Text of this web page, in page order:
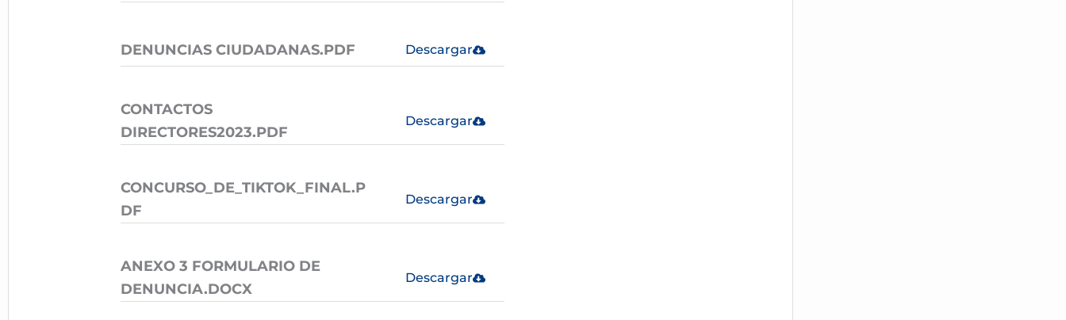
DENUNCIAS CIUDADANAS.PDF Descargar
CONTACTOS
DIRECTORES2023.PDF
Descargar
CONCURSO_DE_TIKTOK_FINAL.P
DF
Descargar
ANEXO 3 FORMULARIO DE
DENUNCIA.DOCX
Descargar